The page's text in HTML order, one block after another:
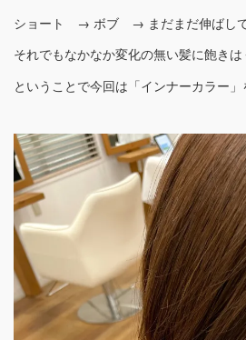
ショート → ボブ → まだまだ伸ばして
それでもなかなか変化の無い髪に飽き
ということで今回は「インナーカラー